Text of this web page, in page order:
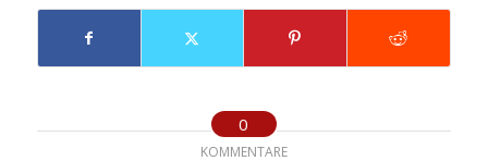
0
KOMMENTARE